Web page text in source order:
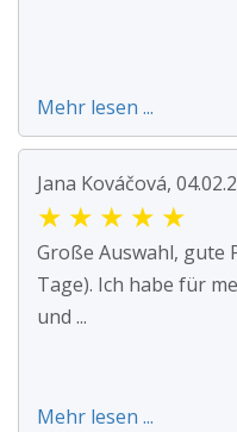
Mehr lesen ...
Jana Kováčová,
★ ★ ★ ★ ★
Große Auswahl, gute
Tage). Ich habe für
und ...
Mehr lesen ...